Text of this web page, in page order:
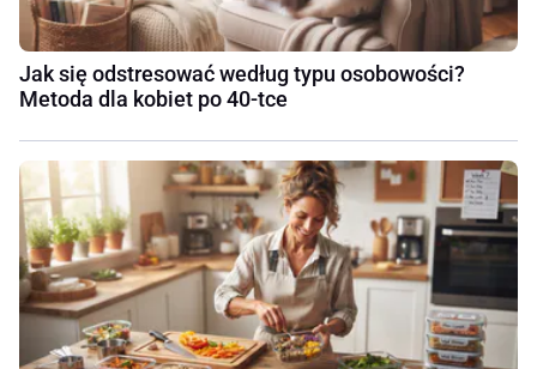
Jak się odstresować według typu osobowości?
Metoda dla kobiet po 40-tce